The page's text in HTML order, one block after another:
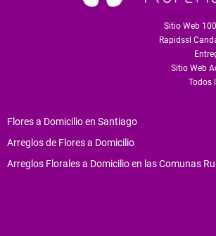
Sitio Web
Rapidssl
Sitio Web
Todos
Flores a Domicilio en Santiago
Arreglos de Flores a Domicilio
Arreglos Florales a Domicilio en las Comunas